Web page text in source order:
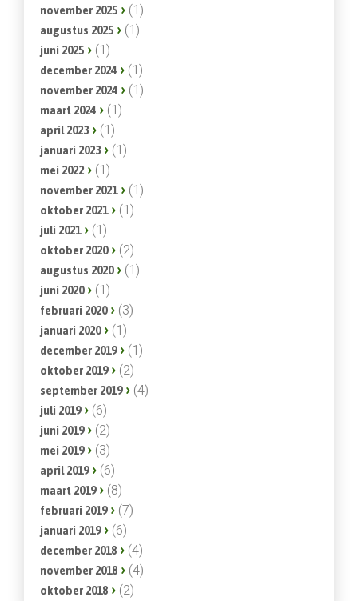
november 2025 (1)
augustus 2025 (1)
juni 2025 (1)
december 2024 (1)
november 2024 (1)
maart 2024 (1)
april 2023 (1)
januari 2023 (1)
mei 2022 (1)
november 2021 (1)
oktober 2021 (1)
juli 2021 (1)
oktober 2020 (2)
augustus 2020 (1)
juni 2020 (1)
februari 2020 (3)
januari 2020 (1)
december 2019 (1)
oktober 2019 (2)
september 2019 (4)
juli 2019 (6)
juni 2019 (2)
mei 2019 (3)
april 2019 (6)
maart 2019 (8)
februari 2019 (7)
januari 2019 (6)
december 2018 (4)
november 2018 (4)
oktober 2018 (2)